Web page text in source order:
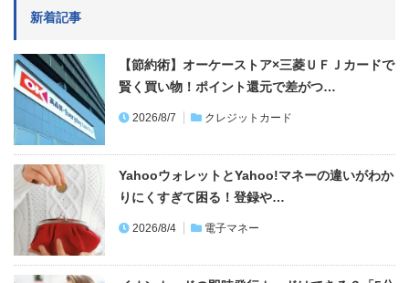
新着記事
【節約術】オーケーストア×三菱ＵＦＪカードで
賢く買い物！ポイント還元で差がつ…
2026/8/7 クレジットカード
YahooウォレットとYahoo!マネーの違いがわか
りにくすぎて困る！登録や…
2026/8/4 電子マネー